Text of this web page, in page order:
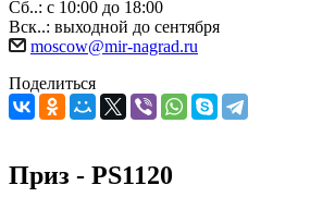
Сб..: с 10:00 до 18:00
Вск..: выходной до сентября
moscow@mir-nagrad.ru
Поделиться
Приз - PS1120